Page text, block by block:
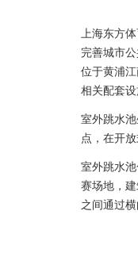
上海东方
完善城市
位于黄浦
相关配套设
室外跳水
点，在开
室外跳水
赛场地，
之间通过